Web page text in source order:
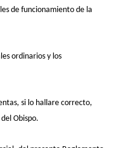
de funcionamiento de la
ordinarios y los
si lo hallare correcto,
Obispo.